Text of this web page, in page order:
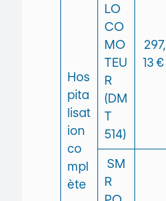
Hos
pita
lisat
ion
co
mpl
ète
LO
CO
MO
TEU
R
(DM
T
514)
297,
13 €
SM
R